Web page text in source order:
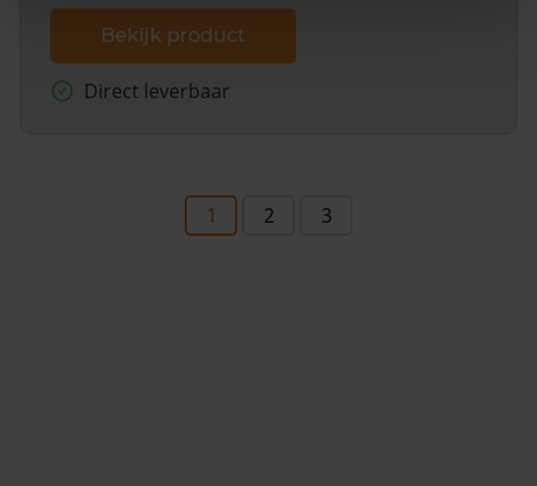
Bekijk product
Direct leverbaar
1 2 3